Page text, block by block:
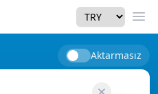
Currency
Aktarmasız